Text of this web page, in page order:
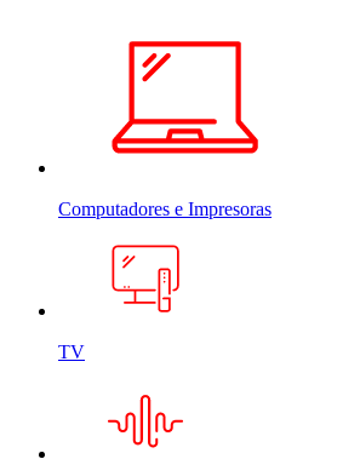
Computadores e Impresoras
TV